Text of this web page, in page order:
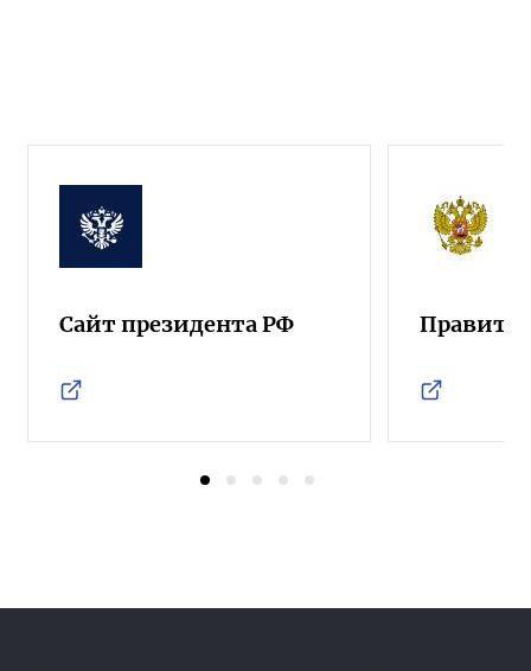
Сайт президента РФ